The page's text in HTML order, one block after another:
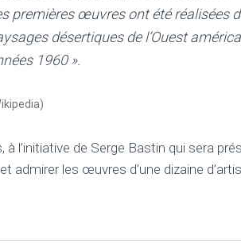
premières œuvres ont été réalisées
désertiques de l’Ouest
1960 ».
l’initiative de Serge Bastin qui sera
admirer les œuvres d’une dizaine